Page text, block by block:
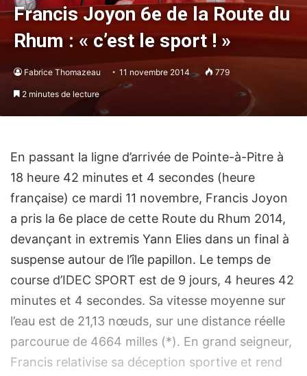
Francis Joyon 6e de la Route du
Rhum : « c’est le sport ! »
Fabrice Thomazeau 11 novembre 2014 779
2 minutes de lecture
En passant la ligne d’arrivée de Pointe-à-Pitre à
18 heure 42 minutes et 4 secondes (heure
française) ce mardi 11 novembre, Francis Joyon
a pris la 6e place de cette Route du Rhum 2014,
devançant in extremis Yann Elies dans un final à
suspense autour de l’île papillon. Le temps de
course d’IDEC SPORT est de 9 jours, 4 heures 42
minutes et 4 secondes. Sa vitesse moyenne sur
l’eau est de 21,13 nœuds, sur une distance réelle
parcourue de 4664 milles (*). En grand seigneur,
Francis relativise sa déception sportive et rend